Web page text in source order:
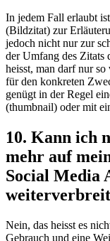
In jedem Fall erlaubt
(Bildzitat) zur
jedoch nicht nur zur
der Umfang des Zitats
heisst, man darf nur
für den konkreten
genügt in der Regel
(thumbnail) oder mit
10. Kann ich
mehr auf
Social Media
Nein, das heisst es
Gebrauch und eine